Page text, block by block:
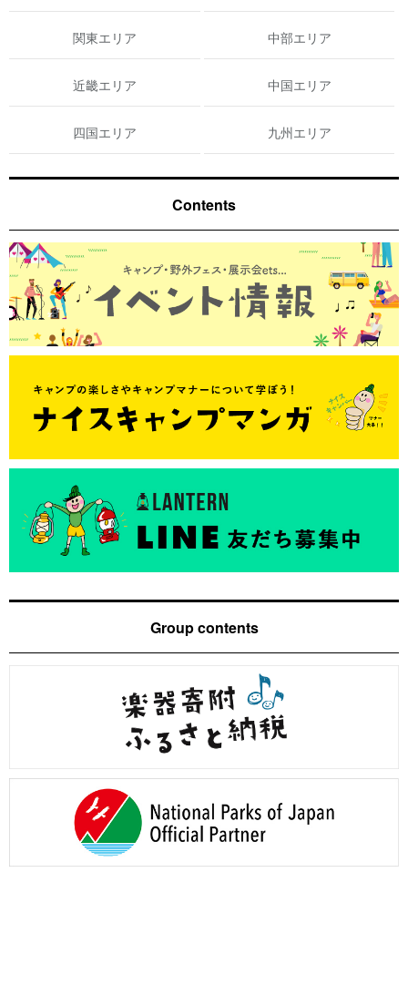
関東エリア 中部エリア
近畿エリア 中国エリア
四国エリア 九州エリア
Contents
Group contents